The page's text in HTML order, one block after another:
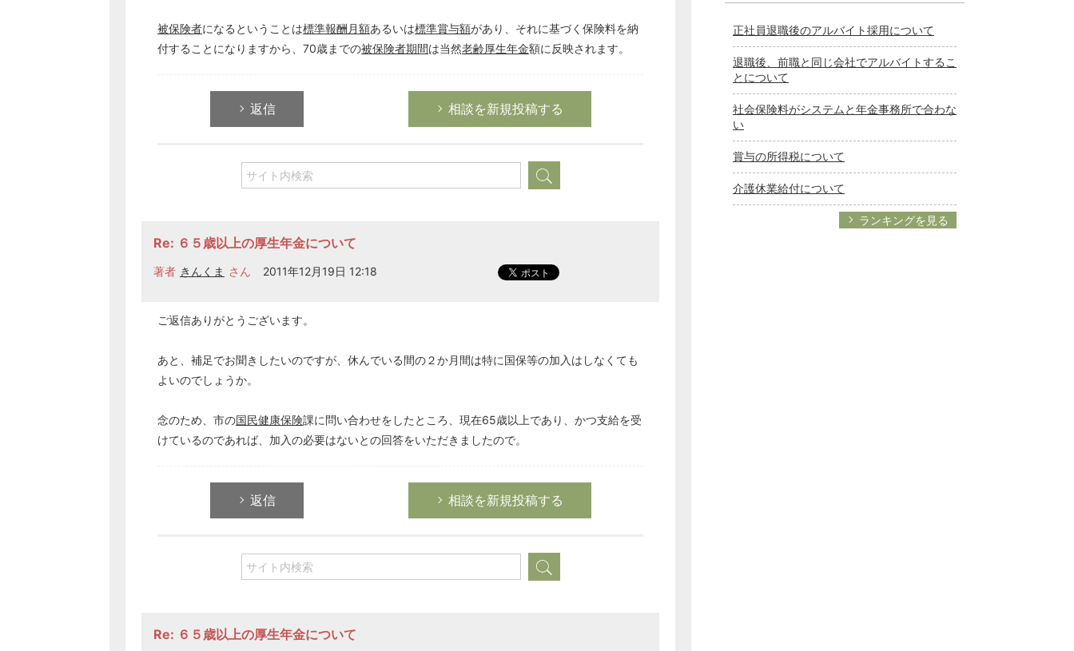
被保険者になるということは標準報酬月額あるいは標準賞与額があり、それに基づく保険料を納
付することになりますから、70歳までの被保険者期間は当然老齢厚生年金額に反映されます。
返信 相談を新規投稿する
Re: ６５歳以上の厚生年金について
著者 きんくま さん 2011年12月19日 12:18
ご返信ありがとうございます。
あと、補足でお聞きしたいのですが、休んでいる間の２か月間は特に国保等の加入はしなくても
よいのでしょうか。
念のため、市の国民健康保険課に問い合わせをしたところ、現在65歳以上であり、かつ支給を受
けているのであれば、加入の必要はないとの回答をいただきましたので。
返信 相談を新規投稿する
Re: ６５歳以上の厚生年金について
経営の知恵
次へ
正社員退職後のアルバイト採用について
退職後、前職と同じ会社でアルバイトするこ
とについて
社会保険料がシステムと年金事務所で合わな
い
賞与の所得税について
介護休業給付について
ランキングを見る